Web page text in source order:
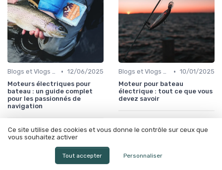
Blogs et Vlogs sur la Pêche • 12/06/2025
Moteurs électriques pour
bateau : un guide complet
pour les passionnés de
navigation
Blogs et Vlogs sur la Pêche • 10/01/2025
Moteur pour bateau
électrique : tout ce que vous
devez savoir
Ce site utilise des cookies et vous donne le contrôle sur ceux que
vous souhaitez activer
Tout accepter Personnaliser